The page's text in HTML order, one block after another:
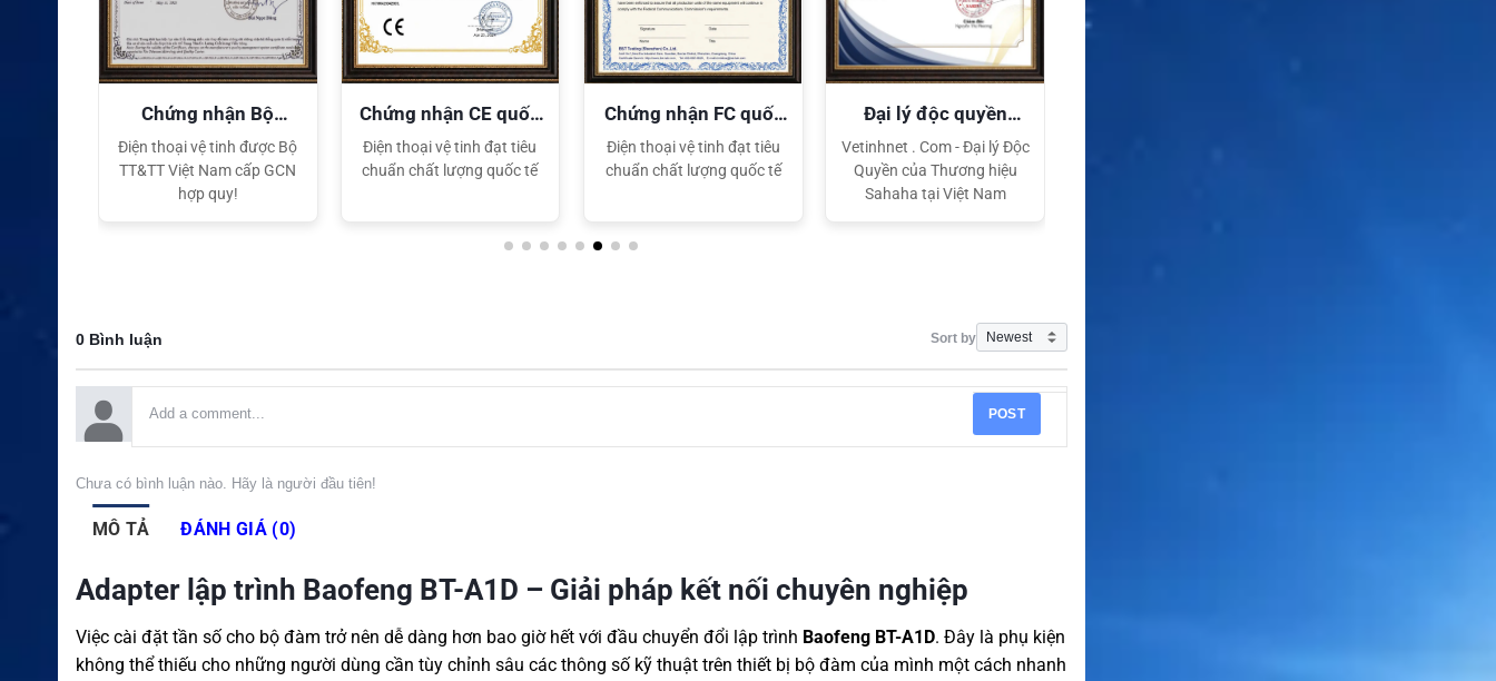
Chứng nhận Bộ
TT&TT
Điện thoại vệ tinh được Bộ
TT&TT Việt Nam cấp GCN
hợp quy!
Chứng nhận CE quốc
tế
Điện thoại vệ tinh đạt tiêu
chuẩn chất lượng quốc tế
Chứng nhận FC quốc
tế
Điện thoại vệ tinh đạt tiêu
chuẩn chất lượng quốc tế
Đại lý độc quyền
Sahaha
Vetinhnet . Com - Đại lý Độc
Quyền của Thương hiệu
Sahaha tại Việt Nam
0 Bình luận Sort by
POST
Chưa có bình luận nào. Hãy là người đầu tiên!
MÔ TẢ ĐÁNH GIÁ (0)
Adapter lập trình Baofeng BT-A1D – Giải pháp kết nối chuyên nghiệp
Việc cài đặt tần số cho bộ đàm trở nên dễ dàng hơn bao giờ hết với đầu chuyển đổi lập trình Baofeng BT-A1D. Đây là phụ kiện
không thể thiếu cho những người dùng cần tùy chỉnh sâu các thông số kỹ thuật trên thiết bị bộ đàm của mình một cách nhanh